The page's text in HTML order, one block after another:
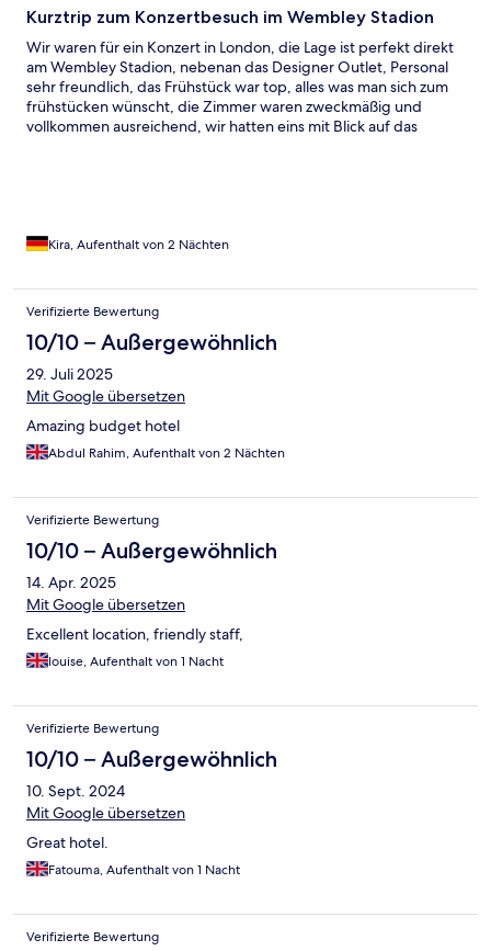
Kurztrip zum Konzertbesuch im Wembley Stadion
Wir waren für ein Konzert in London, die Lage ist perfekt direkt
am Wembley Stadion, nebenan das Designer Outlet, Personal
sehr freundlich, das Frühstück war top, alles was man sich zum
frühstücken wünscht, die Zimmer waren zweckmäßig und
vollkommen ausreichend, wir hatten eins mit Blick auf das
Kira, Aufenthalt von 2 Nächten
Verifizierte Bewertung
10/10 – Außergewöhnlich
29. Juli 2025
Mit Google übersetzen
Amazing budget hotel
Abdul Rahim, Aufenthalt von 2 Nächten
Verifizierte Bewertung
10/10 – Außergewöhnlich
14. Apr. 2025
Mit Google übersetzen
Excellent location, friendly staff,
louise, Aufenthalt von 1 Nacht
Verifizierte Bewertung
10/10 – Außergewöhnlich
10. Sept. 2024
Mit Google übersetzen
Great hotel.
Fatouma, Aufenthalt von 1 Nacht
Verifizierte Bewertung